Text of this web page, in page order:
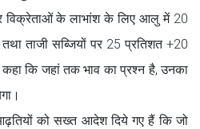
के लाभांश के लिए आलु में 20
ताजी सब्जियों पर 25 प्रतिशत +20
कि जहां तक भाव का प्रश्न है, उनका
को सख्त आदेश दिये गए हैं कि जो